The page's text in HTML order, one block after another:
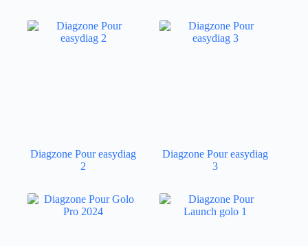
Diagzone Pour easydiag
2
Diagzone Pour easydiag
3